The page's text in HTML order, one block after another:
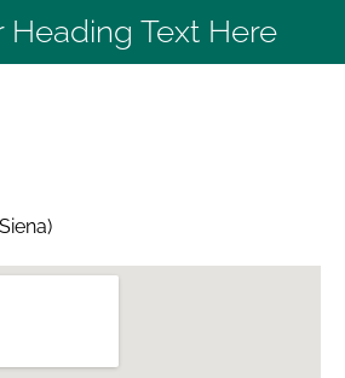
Heading Text Here